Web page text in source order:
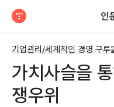
인
기업관리/세계적인 경영 구루
가치사슬을
쟁우위